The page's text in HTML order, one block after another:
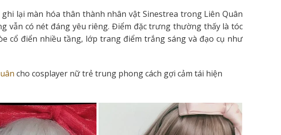
lại màn hóa thân thành nhân vật Sinestrea trong Liên Quân
vẫn có nét đáng yêu riêng. Điểm đặc trưng thường thấy là tóc
cổ điển nhiều tầng, lớp trang điểm trắng sáng và đạo cụ như
cho cosplayer nữ trẻ trung phong cách gợi cảm tái hiện